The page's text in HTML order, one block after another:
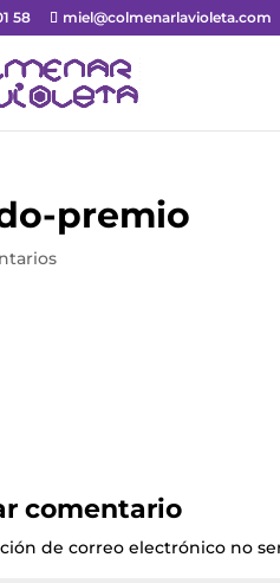
58 miel@colmenarlavioleta.com
premio
comentario
de correo electrónico no